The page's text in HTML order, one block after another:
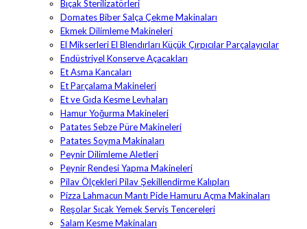
Bıçak Sterilizatörleri
Domates Biber Salça Çekme Makinaları
Ekmek Dilimleme Makineleri
El Mikserleri El Blendırları Küçük Çırpıcılar Parçalayıcılar
Endüstriyel Konserve Açacakları
Et Asma Kancaları
Et Parçalama Makineleri
Et ve Gıda Kesme Levhaları
Hamur Yoğurma Makineleri
Patates Sebze Püre Makineleri
Patates Soyma Makinaları
Peynir Dilimleme Aletleri
Peynir Rendesi Yapma Makineleri
Pilav Ölçekleri Pilav Şekillendirme Kalıpları
Pizza Lahmacun Mantı Pide Hamuru Açma Makinaları
Reşolar Sıcak Yemek Servis Tencereleri
Salam Kesme Makinaları